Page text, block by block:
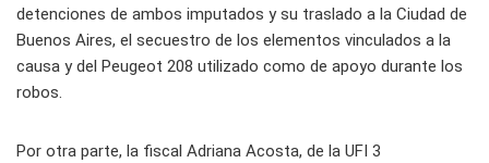
detenciones de ambos imputados y su traslado a la Ciudad de
Buenos Aires, el secuestro de los elementos vinculados a la
causa y del Peugeot 208 utilizado como de apoyo durante los
robos.
Por otra parte, la fiscal Adriana Acosta, de la UFI 3